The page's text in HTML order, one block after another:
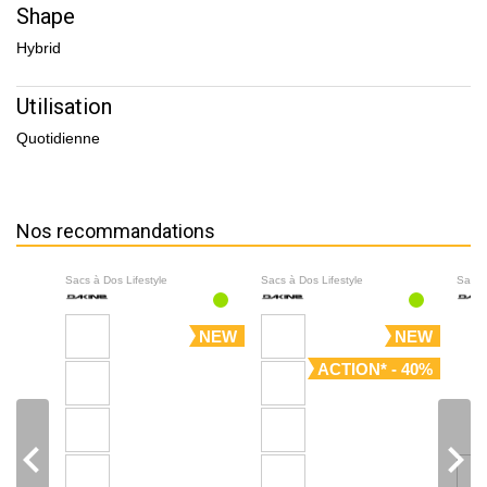
Shape
Hybrid
Utilisation
Quotidienne
Nos recommandations
Sacs à Dos Lifestyle
NEW
Sacs à Dos Lifestyle
NEW
ACTION* - 40%
Sacs
navigate_before navigate_next